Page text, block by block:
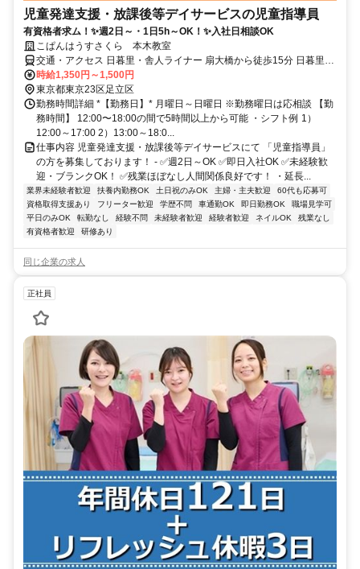
児童発達支援・放課後等デイサービスの児童指導員
有資格者求ム！✨週2日～・1日5h～OK！✨入社日相談OK
こぱんはうすさくら 本木教室
交通・アクセス 日暮里・舎人ライナー 扇大橋から徒歩15分 日暮里・
舎人ライナー 足立小台駅から徒歩20分 日暮里・舎人ライナー 高野駅
から徒歩20分
時給1,350円～1,500円
東京都東京23区足立区
勤務時間詳細 *【勤務日】* 月曜日～日曜日 ※勤務曜日は応相談 【勤
務時間】 12:00〜18:00の間で5時間以上から可能 ・シフト例 1）
12:00～17:00 2）13:00～18:0...
仕事内容 児童発達支援・放課後等デイサービスにて 「児童指導員」
の方を募集しております！ - ✅週2日～OK ✅即日入社OK ✅未経験歓
迎・ブランクOK！ ✅残業ほぼなし人間関係良好です！ ・延長...
業界未経験者歓迎 扶養内勤務OK 土日祝のみOK 主婦・主夫歓迎
60代も応募可
資格取得支援あり
フリーター歓迎 学歴不問 車通勤OK 即日勤務OK
職場見学可
平日のみOK
転勤なし 経験不問 未経験者歓迎 経験者歓迎 ネイルOK
残業なし
有資格者歓迎
研修あり
同じ企業の求人
正社員